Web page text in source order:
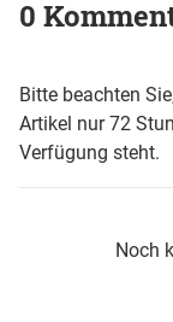
0
Bitte beachten
Artikel nur 72
Verfügung steht.
Noch